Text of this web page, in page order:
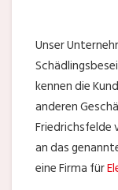
Unser
kennen die
anderen
Friedrichsfelde
an das
eine Firma für